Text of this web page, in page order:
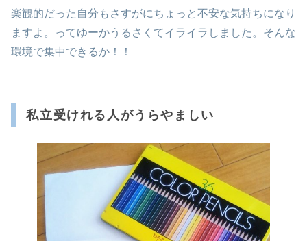
楽観的だった自分もさすがにちょっと不安な気持ちになり
ますよ。ってゆーかうるさくてイライラしました。そんな
環境で集中できるか！！
私立受けれる人がうらやましい